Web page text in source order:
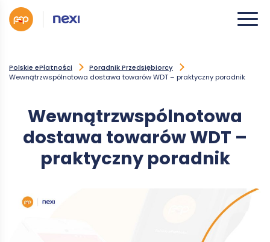
Polskie ePłatności
Poradnik Przedsiębiorcy
Wewnątrzwspólnotowa dostawa towarów WDT – praktyczny poradnik
Wewnątrzwspólnotowa
dostawa towarów WDT –
praktyczny poradnik